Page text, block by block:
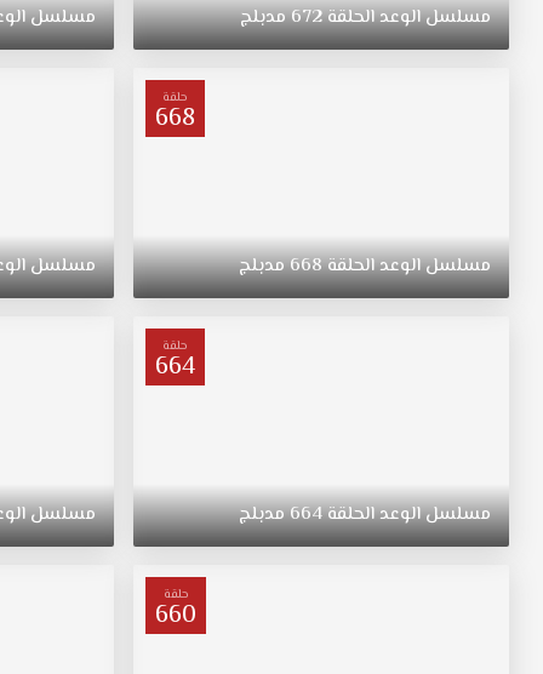
مسلسلالوعدالحلقة672مدبلج مسلسل
حلقة
668
مسلسلالوعدالحلقة668مدبلج مسلسل
حلقة
664
مسلسلالوعدالحلقة664مدبلج مسلسل
حلقة
660